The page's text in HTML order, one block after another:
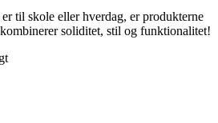
til skole eller hverdag, er produkterne
soliditet, stil og funktionalitet!